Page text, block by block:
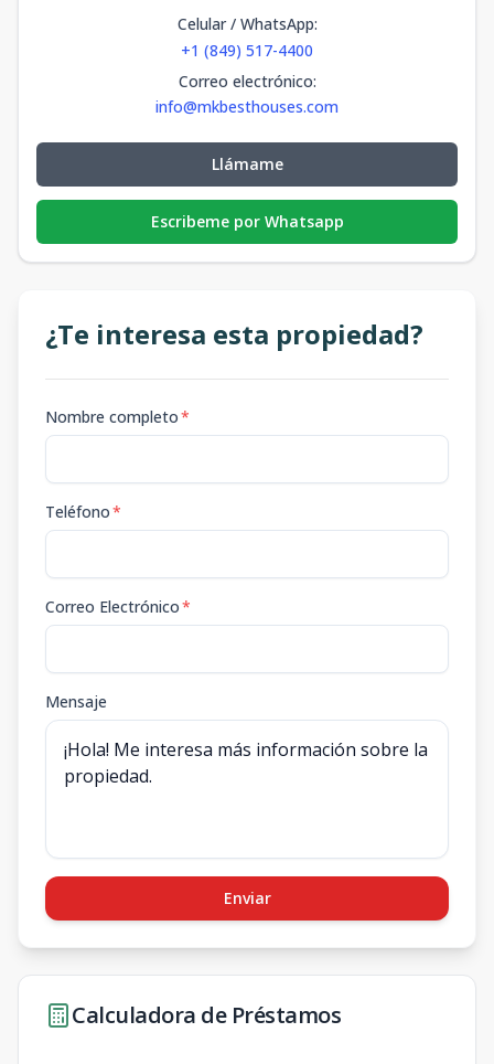
Celular / WhatsApp:
+1 (849) 517-4400
Correo electrónico:
info@mkbesthouses.com
Llámame
Escribeme por Whatsapp
¿Te interesa esta propiedad?
Nombre completo*
Teléfono*
Correo Electrónico*
Mensaje
Enviar
Calculadora de Préstamos